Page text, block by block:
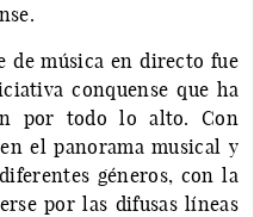
música en directo fue
conquense que ha
por todo lo alto. Con
el panorama musical y
géneros, con la
por las difusas líneas